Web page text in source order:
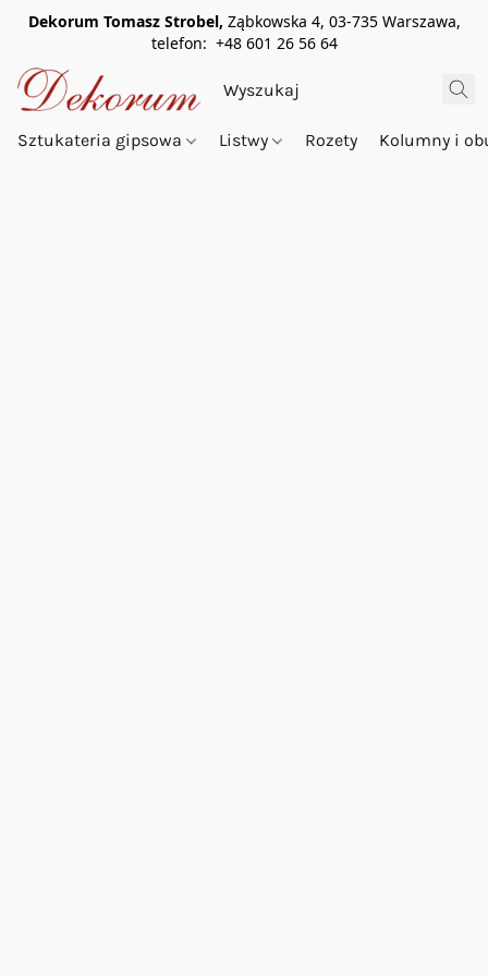
Dekorum Tomasz Strobel, Ząbkowska 4, 03-735 Warszawa,
telefon: +48 601 26 56 64
Sztukateria gipsowa Listwy Rozety Kolumny i